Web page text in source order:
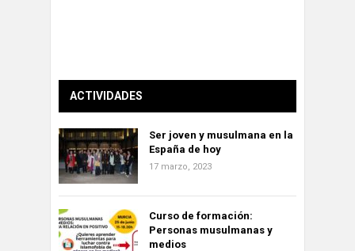
ACTIVIDADES
Ser joven y musulmana en la
España de hoy
17 marzo, 2023
Curso de formación:
Personas musulmanas y
medios